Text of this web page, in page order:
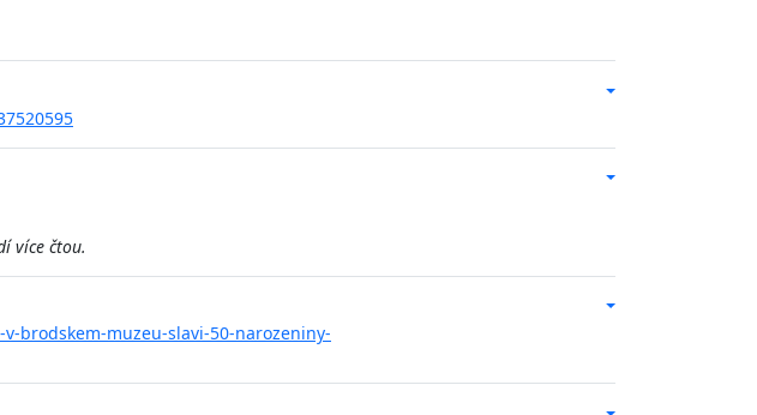
více čtou.
brodskem-muzeu-slavi-50-narozeniny-